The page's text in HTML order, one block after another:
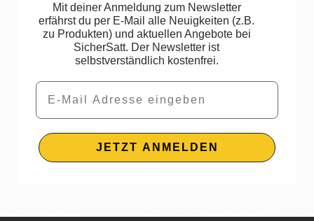
Mit deiner Anmeldung zum Newsletter
erfährst du per E-Mail alle Neuigkeiten (z.B.
zu Produkten) und aktuellen Angebote bei
SicherSatt. Der Newsletter ist
selbstverständlich kostenfrei.
Email
JETZT ANMELDEN